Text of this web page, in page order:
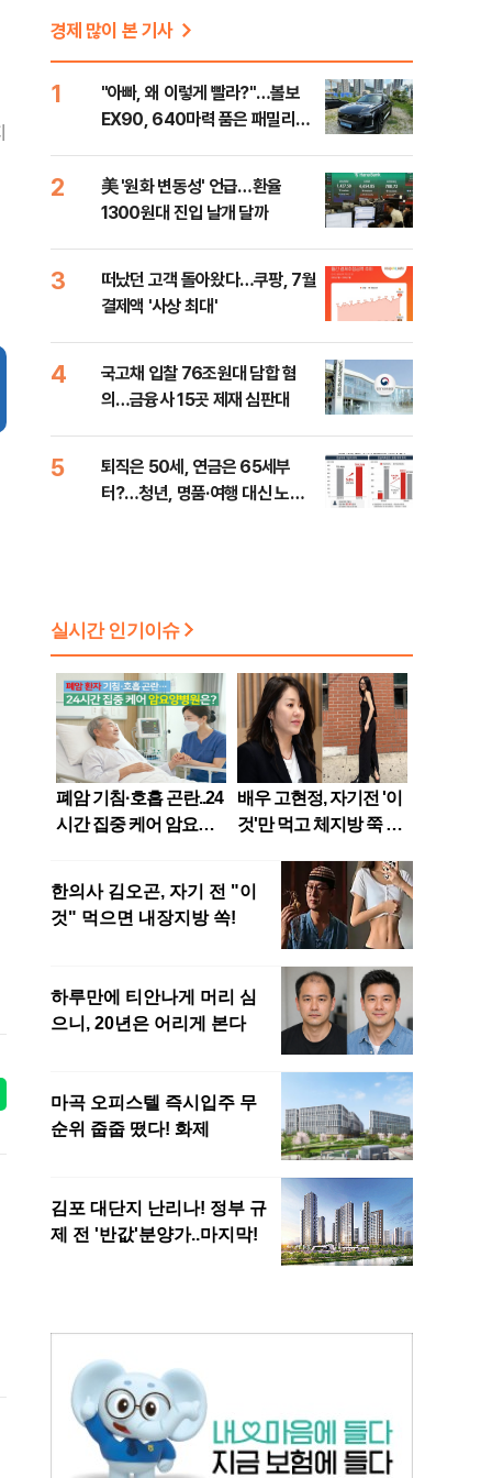
경제 많이 본 기사
1
"아빠, 왜 이렇게 빨라?"…볼보
EX90, 640마력 품은 패밀리카
2
美 '원화 변동성' 언급…환율
1300원대 진입 날개 달까
3
떠났던 고객 돌아왔다…쿠팡, 7월
결제액 '사상 최대'
4
국고채 입찰 76조원대 담합 혐
의…금융사 15곳 제재 심판대
5
퇴직은 50세, 연금은 65세부
터?…청년, 명품·여행 대신 노후